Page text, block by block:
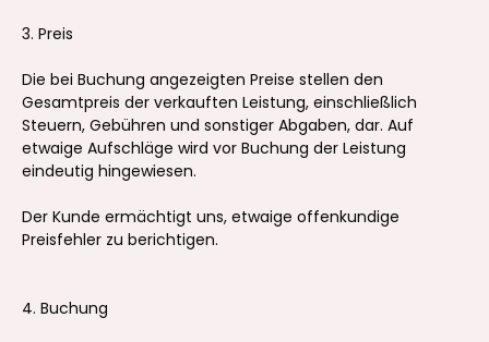
3. Preis
Die bei Buchung angezeigten Preise stellen den
Gesamtpreis der verkauften Leistung, einschließlich
Steuern, Gebühren und sonstiger Abgaben, dar. Auf
etwaige Aufschläge wird vor Buchung der Leistung
eindeutig hingewiesen.
Der Kunde ermächtigt uns, etwaige offenkundige
Preisfehler zu berichtigen.
4. Buchung